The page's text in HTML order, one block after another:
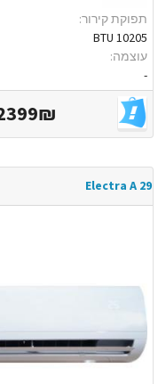
תפוקת קירור:
10205 BTU
עוצמה:
-
Electra A 29